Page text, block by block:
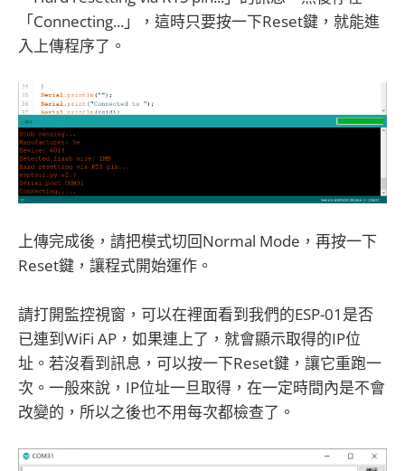
「Connecting...」，這時只要按一下Reset鍵，就能進
入上傳程序了。
上傳完成後，請把模式切回Normal Mode，再按一下
Reset鍵，讓程式開始運作。
請打開監控視窗，可以在裡面看到我們的ESP-01是否
已連到WiFi AP，如果連上了，就會顯示取得的IP位
址。若沒看到訊息，可以按一下Reset鍵，讓它重跑一
次。一般來說，IP位址一旦取得，在一定時間內是不會
改變的，所以之後也不用每次都檢查了。